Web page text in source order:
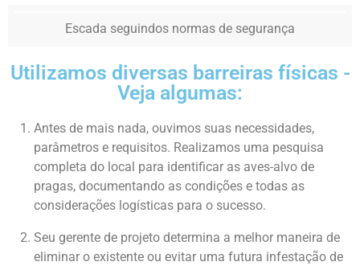
Escada seguindos normas de segurança
Utilizamos diversas barreiras físicas -
Veja algumas:
Antes de mais nada, ouvimos suas necessidades,
parâmetros e requisitos. Realizamos uma pesquisa
completa do local para identificar as aves-alvo de
pragas, documentando as condições e todas as
considerações logísticas para o sucesso.
Seu gerente de projeto determina a melhor maneira de
eliminar o existente ou evitar uma futura infestação de